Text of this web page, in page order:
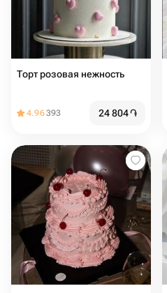
Торт розовая нежность
4.96393 24 804֏